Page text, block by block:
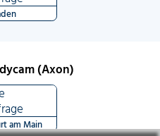
(Axon)
am Main